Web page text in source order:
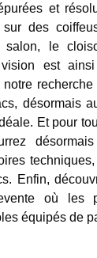
et
des
le
est
désormais
Et pour
Enfin,
où les
équipés de